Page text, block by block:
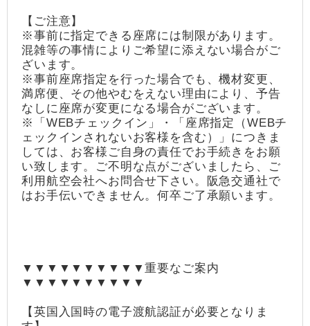
【ご注意】
※事前に指定できる座席には制限があります。
混雑等の事情によりご希望に添えない場合がご
ざいます。
※事前座席指定を行った場合でも、機材変更、
満席便、その他やむをえない理由により、予告
なしに座席が変更になる場合がございます。
※「WEBチェックイン」・「座席指定（WEBチ
ェックインされないお客様を含む）」につきま
しては、お客様ご自身の責任でお手続きをお願
い致します。ご不明な点がございましたら、ご
利用航空会社へお問合せ下さい。阪急交通社で
はお手伝いできません。何卒ご了承願います。
▼▼▼▼▼▼▼▼▼▼重要なご案内
▼▼▼▼▼▼▼▼▼▼
【英国入国時の電子渡航認証が必要となりま